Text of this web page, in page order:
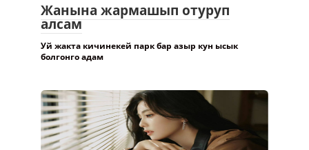
Жанына жармашып отуруп
алсам
Уй жакта кичинекей парк бар азыр кун ысык
болгонго адам